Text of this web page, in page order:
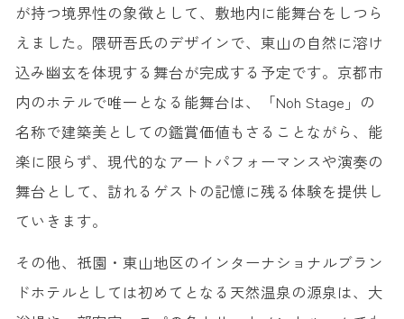
が持つ境界性の象徴として、敷地内に能舞台をしつら
えました。隈研吾氏のデザインで、東山の自然に溶け
込み幽玄を体現する舞台が完成する予定です。京都市
内のホテルで唯一となる能舞台は、「Noh Stage」の
名称で建築美としての鑑賞価値もさることながら、能
楽に限らず、現代的なアートパフォーマンスや演奏の
舞台として、訪れるゲストの記憶に残る体験を提供し
ていきます。
その他、祇園・東山地区のインターナショナルブラン
ドホテルとしては初めてとなる天然温泉の源泉は、大